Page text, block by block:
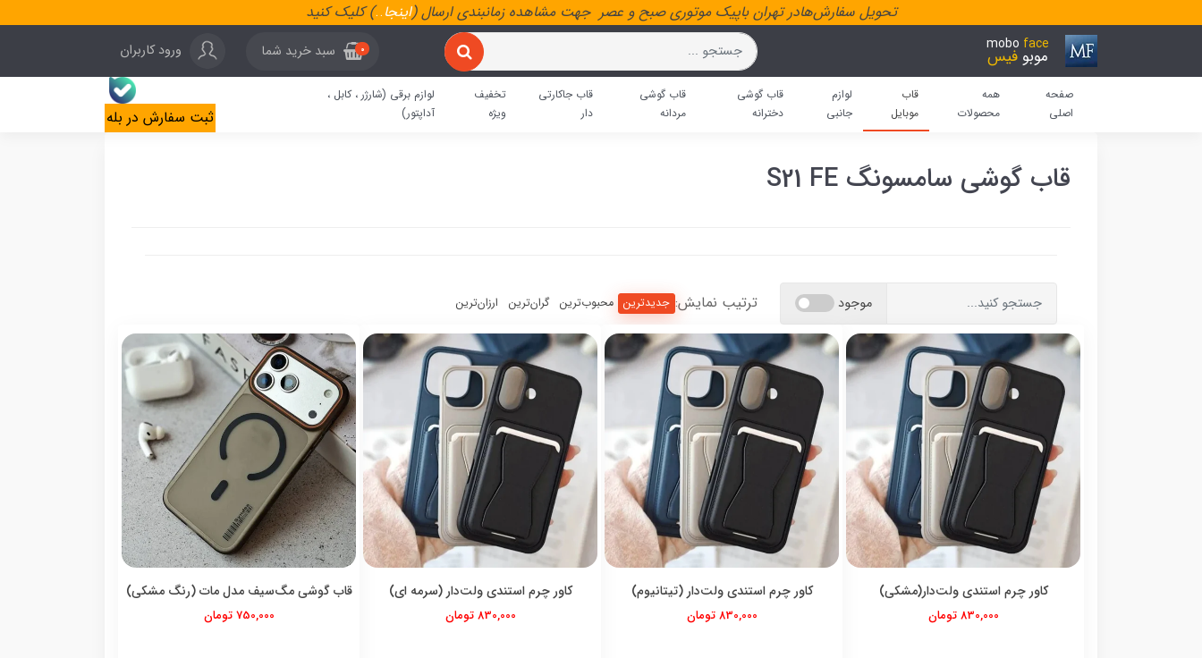
تحویل سفارش‌هادر تهران باپیک موتوری صبح و عصر جهت مشاهده زمانبندی ارسال (اینجا..) کلیک کنید
mobo face
موبو فیس 0 سبد خرید شما ورود کاربران
صفحه
اصلی
همه
محصولات
قاب
موبایل
لوازم
جانبی
قاب گوشی
دخترانه
قاب گوشی
مردانه
قاب جاکارتی
دار
تخفیف
ویژه
لوازم برقی (شارژر ، کابل ،
آداپتور)
ثبت سفارش در بله
قاب گوشی سامسونگ S21 FE
موجود ترتیب نمایش: جدیدترین محبوب‌ترین گران‌ترین ارزان‌ترین
کاور چرم استندی ولت‌دار(مشکی)
830,000 تومان
کاور چرم استندی ولت‌دار (تیتانیوم)
830,000 تومان
کاور چرم استندی ولت‌دار (سرمه ای)
830,000 تومان
قاب گوشی مگ‌سیف مدل مات (رنگ مشکی)
750,000 تومان